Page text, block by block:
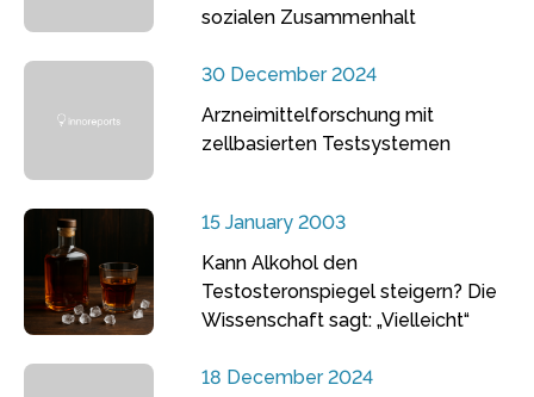
sozialen Zusammenhalt
30 December 2024
Arzneimittelforschung mit
zellbasierten Testsystemen
15 January 2003
Kann Alkohol den
Testosteronspiegel steigern? Die
Wissenschaft sagt: „Vielleicht“
18 December 2024